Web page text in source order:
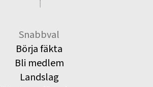
Snabbval
Börja fäkta
Bli medlem
Landslag